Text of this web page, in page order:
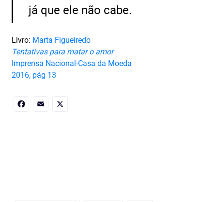
já que ele não cabe.
Livro: Marta Figueiredo
Tentativas para matar o amor
Imprensa Nacional-Casa da Moeda
2016, pág 13